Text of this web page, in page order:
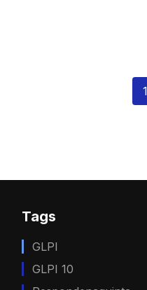
1
Tags
GLPI
GLPI 10